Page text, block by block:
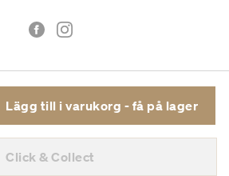
Lägg till i varukorg - få på lager
Click & Collect